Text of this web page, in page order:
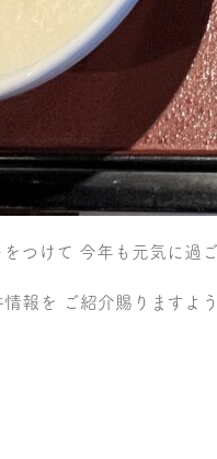
つけて 今年も元気に過ご
報を ご紹介賜りますよ